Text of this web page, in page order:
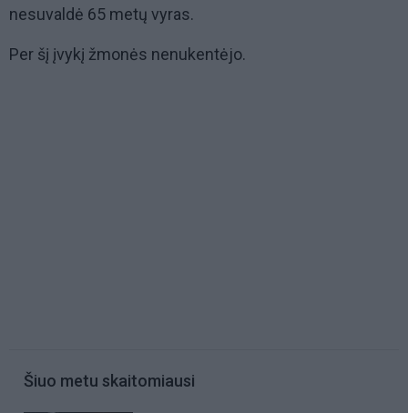
nesuvaldė 65 metų vyras.
Per šį įvykį žmonės nenukentėjo.
Šiuo metu skaitomiausi